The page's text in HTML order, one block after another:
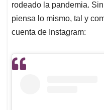
rodeado la pandemia.
piensa lo mismo, tal y
cuenta de Instagram: